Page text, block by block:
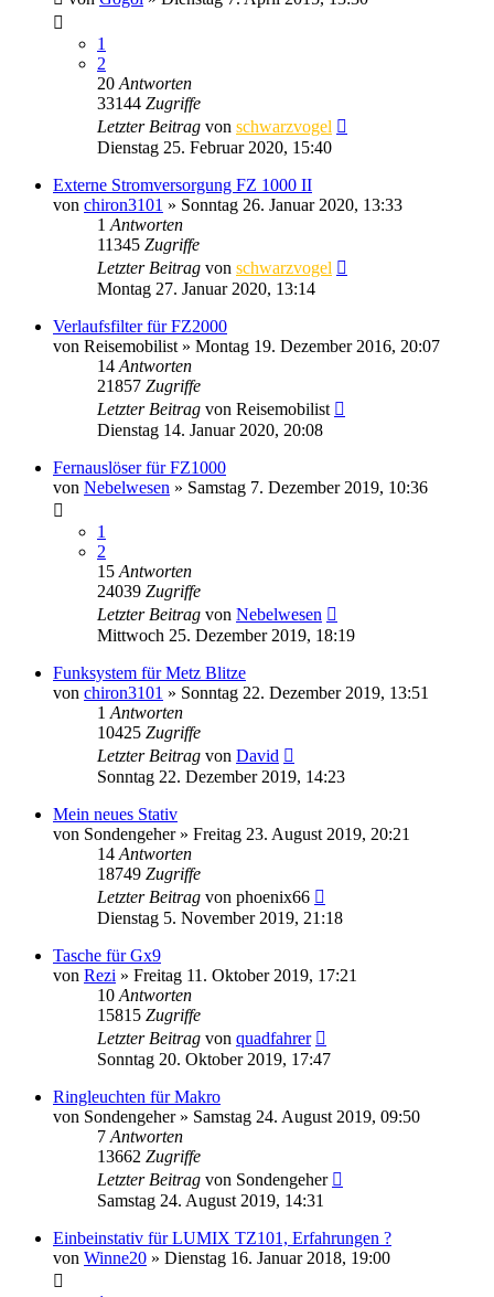
1
2
20 Antworten
33144 Zugriffe
Letzter Beitrag von schwarzvogel
Dienstag 25. Februar 2020, 15:40
Externe Stromversorgung FZ 1000 II
von chiron3101 » Sonntag 26. Januar 2020, 13:33
1 Antworten
11345 Zugriffe
Letzter Beitrag von schwarzvogel
Montag 27. Januar 2020, 13:14
Verlaufsfilter für FZ2000
von Reisemobilist » Montag 19. Dezember 2016, 20:07
14 Antworten
21857 Zugriffe
Letzter Beitrag von Reisemobilist
Dienstag 14. Januar 2020, 20:08
Fernauslöser für FZ1000
von Nebelwesen » Samstag 7. Dezember 2019, 10:36
1
2
15 Antworten
24039 Zugriffe
Letzter Beitrag von Nebelwesen
Mittwoch 25. Dezember 2019, 18:19
Funksystem für Metz Blitze
von chiron3101 » Sonntag 22. Dezember 2019, 13:51
1 Antworten
10425 Zugriffe
Letzter Beitrag von David
Sonntag 22. Dezember 2019, 14:23
Mein neues Stativ
von Sondengeher» Freitag 23. August 2019, 20:21
14 Antworten
18749 Zugriffe
Letzter Beitrag von phoenix66
Dienstag 5. November 2019, 21:18
Tasche für Gx9
von Rezi » Freitag 11. Oktober 2019, 17:21
10 Antworten
15815 Zugriffe
Letzter Beitrag von quadfahrer
Sonntag 20. Oktober 2019, 17:47
Ringleuchten für Makro
von Sondengeher» Samstag 24. August 2019, 09:50
7 Antworten
13662 Zugriffe
Letzter Beitrag von Sondengeher
Samstag 24. August 2019, 14:31
Einbeinstativ für LUMIX TZ101, Erfahrungen ?
von Winne20 » Dienstag 16. Januar 2018, 19:00